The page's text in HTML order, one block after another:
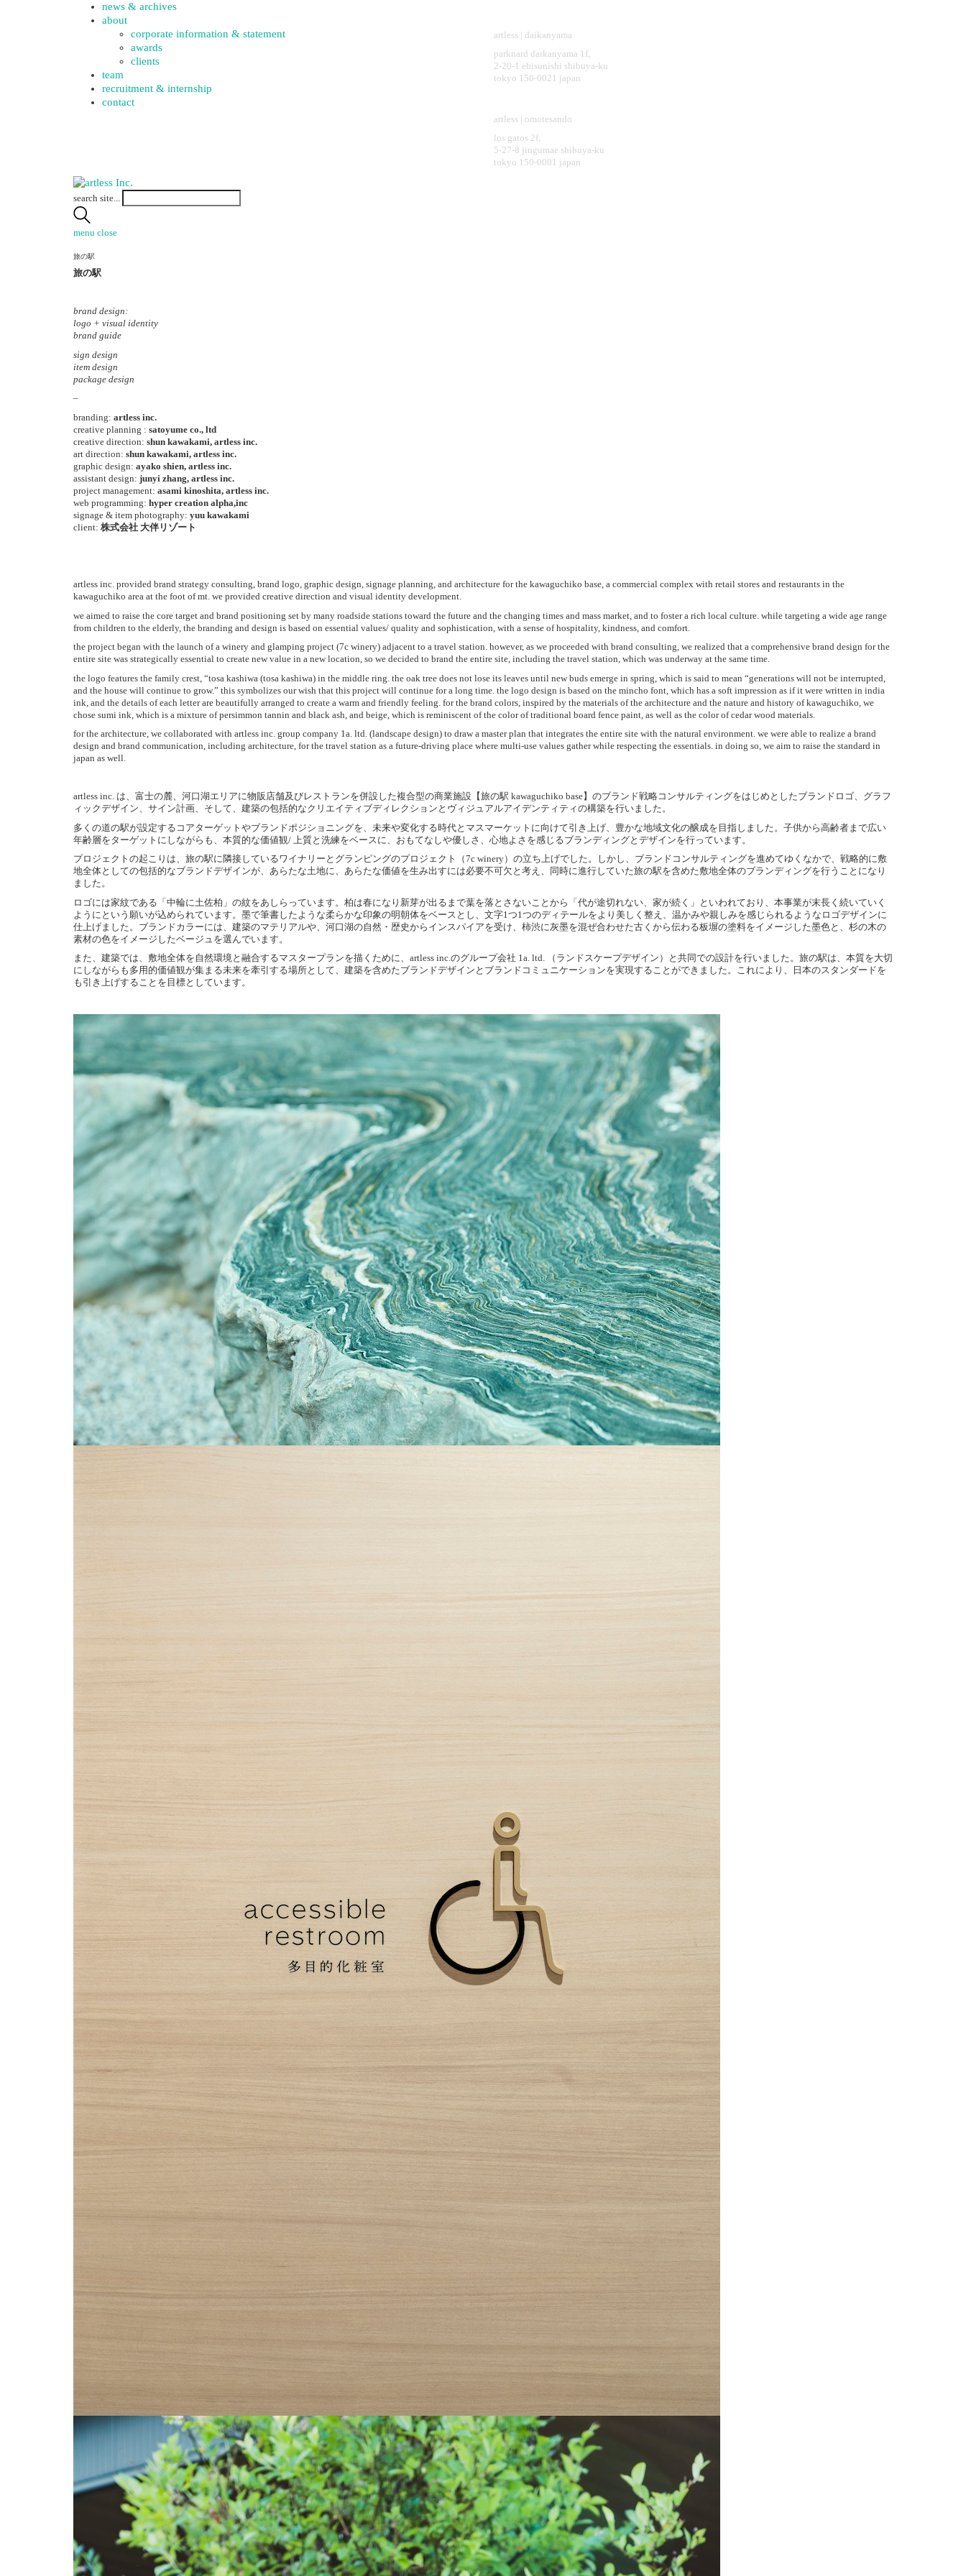
news & archives
about
corporate information & statement
awards
clients
team
recruitment & internship
contact
artless | daikanyama
parknard daikanyama 1f,
2-20-1 ebisunishi shibuya-ku
tokyo 150-0021 japan
artless | omotesando
los gatos 2f,
5-27-8 jingumae shibuya-ku
tokyo 150-0001 japan
search site...
menu close
旅の駅
旅の駅
brand design:
logo + visual identity
brand guide
sign design
item design
package design
–
branding: artless inc.
creative planning : satoyume co., ltd
creative direction: shun kawakami, artless inc.
art direction: shun kawakami, artless inc.
graphic design: ayako shien, artless inc.
assistant design: junyi zhang, artless inc.
project management: asami kinoshita, artless inc.
web programming: hyper creation alpha,inc
signage & item photography: yuu kawakami
client: 株式会社 大伴リゾート
artless inc. provided brand strategy consulting, brand logo, graphic design, signage planning, and architecture for the kawaguchiko base, a commercial complex with retail stores and restaurants in the
kawaguchiko area at the foot of mt. we provided creative direction and visual identity development.
we aimed to raise the core target and brand positioning set by many roadside stations toward the future and the changing times and mass market, and to foster a rich local culture. while targeting a wide age range
from children to the elderly, the branding and design is based on essential values/ quality and sophistication, with a sense of hospitality, kindness, and comfort.
the project began with the launch of a winery and glamping project (7c winery) adjacent to a travel station. however, as we proceeded with brand consulting, we realized that a comprehensive brand design for the
entire site was strategically essential to create new value in a new location, so we decided to brand the entire site, including the travel station, which was underway at the same time.
the logo features the family crest, “tosa kashiwa (tosa kashiwa) in the middle ring. the oak tree does not lose its leaves until new buds emerge in spring, which is said to mean “generations will not be interrupted,
and the house will continue to grow.” this symbolizes our wish that this project will continue for a long time. the logo design is based on the mincho font, which has a soft impression as if it were written in india
ink, and the details of each letter are beautifully arranged to create a warm and friendly feeling. for the brand colors, inspired by the materials of the architecture and the nature and history of kawaguchiko, we
chose sumi ink, which is a mixture of persimmon tannin and black ash, and beige, which is reminiscent of the color of traditional board fence paint, as well as the color of cedar wood materials.
for the architecture, we collaborated with artless inc. group company 1a. ltd. (landscape design) to draw a master plan that integrates the entire site with the natural environment. we were able to realize a brand
design and brand communication, including architecture, for the travel station as a future-driving place where multi-use values gather while respecting the essentials. in doing so, we aim to raise the standard in
japan as well.
artless inc. は、富士の麓、河口湖エリアに物販店舗及びレストランを併設した複合型の商業施設【旅の駅 kawaguchiko base】のブランド戦略コンサルティングをはじめとしたブランドロゴ、グラフ
ィックデザイン、サイン計画、そして、建築の包括的なクリエイティブディレクションとヴィジュアルアイデンティティの構築を行いました。
多くの道の駅が設定するコアターゲットやブランドポジショニングを、未来や変化する時代とマスマーケットに向けて引き上げ、豊かな地域文化の醸成を目指しました。子供から高齢者まで広い
年齢層をターゲットにしながらも、本質的な価値観/ 上質と洗練をベースに、おもてなしや優しさ、心地よさを感じるブランディングとデザインを行っています。
プロジェクトの起こりは、旅の駅に隣接しているワイナリーとグランピングのプロジェクト（7c winery）の立ち上げでした。しかし、ブランドコンサルティングを進めてゆくなかで、戦略的に敷
地全体としての包括的なブランドデザインが、あらたな土地に、あらたな価値を生み出すには必要不可欠と考え、同時に進行していた旅の駅を含めた敷地全体のブランディングを行うことになり
ました。
ロゴには家紋である「中輪に土佐柏」の紋をあしらっています。柏は春になり新芽が出るまで葉を落とさないことから「代が途切れない、家が続く」といわれており、本事業が末長く続いていく
ようにという願いが込められています。墨で筆書したような柔らかな印象の明朝体をベースとし、文字1つ1つのディテールをより美しく整え、温かみや親しみを感じられるようなロゴデザインに
仕上げました。ブランドカラーには、建築のマテリアルや、河口湖の自然・歴史からインスパイアを受け、柿渋に灰墨を混ぜ合わせた古くから伝わる板塀の塗料をイメージした墨色と、杉の木の
素材の色をイメージしたベージュを選んでいます。
また、建築では、敷地全体を自然環境と融合するマスタープランを描くために、artless inc.のグループ会社 1a. ltd. （ランドスケープデザイン）と共同での設計を行いました。旅の駅は、本質を大切
にしながらも多用的価値観が集まる未来を牽引する場所として、建築を含めたブランドデザインとブランドコミュニケーションを実現することができました。これにより、日本のスタンダードを
も引き上げすることを目標としています。